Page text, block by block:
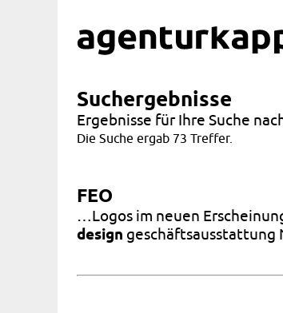
Suchergebnisse
Ergebnisse für Ihre Suche
Die Suche ergab 73 Treffer.
FEO
…Logos im neuen
design geschäftsausstattung